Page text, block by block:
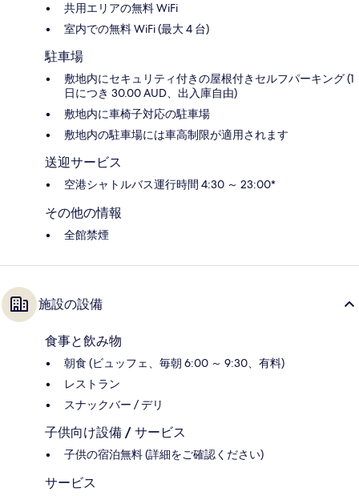
共用エリアの無料 WiFi
室内での無料 WiFi (最大 4 台)
駐車場
敷地内にセキュリティ付きの屋根付きセルフパーキング (1
日につき 30.00 AUD、出入庫自由)
敷地内に車椅子対応の駐車場
敷地内の駐車場には車高制限が適用されます
送迎サービス
空港シャトルバス運行時間 4:30 ～ 23:00*
その他の情報
全館禁煙
施設の設備
食事と飲み物
朝食 (ビュッフェ、毎朝 6:00 ～ 9:30、有料)
レストラン
スナックバー / デリ
子供向け設備 / サービス
子供の宿泊無料 (詳細をご確認ください)
サービス